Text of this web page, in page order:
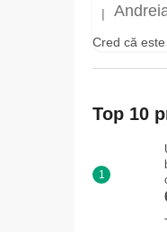
Ratingul
|
Cred că
Top 10